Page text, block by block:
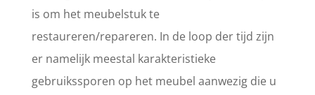
is om het meubelstuk te
restaureren/repareren. In de loop der tijd zijn
er namelijk meestal karakteristieke
gebruikssporen op het meubel aanwezig die u